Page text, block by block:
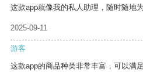
这款app就像我的私人助理，随时随地
2025-09-11
游客
这款app的商品种类非常丰富，可以满